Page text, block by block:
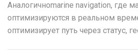
Аналогичноmarine navigation, где
оптимизируются в реальном
оптимизирует путь через статус,